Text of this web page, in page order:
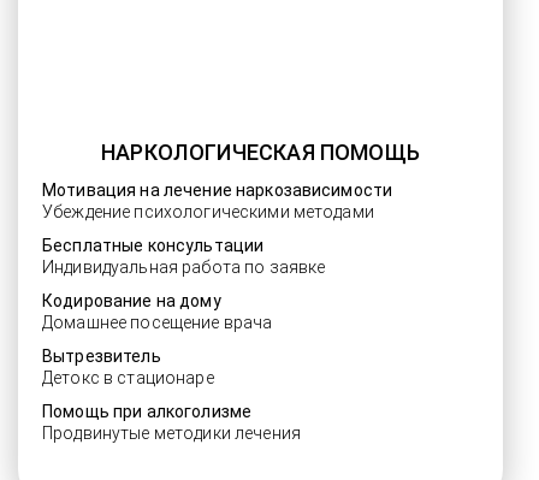
НАРКОЛОГИЧЕСКАЯ ПОМОЩЬ
Мотивация на лечение наркозависимости
Убеждение психологическими методами
Бесплатные консультации
Индивидуальная работа по заявке
Кодирование на дому
Домашнее посещение врача
Вытрезвитель
Детокс в стационаре
Помощь при алкоголизме
Продвинутые методики лечения